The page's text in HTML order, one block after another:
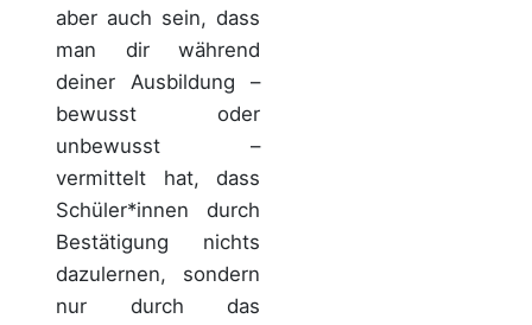
aber auch sein, dass
man dir während
deiner Ausbildung –
bewusst oder
unbewusst –
vermittelt hat, dass
Schüler*innen durch
Bestätigung nichts
dazulernen, sondern
nur durch das